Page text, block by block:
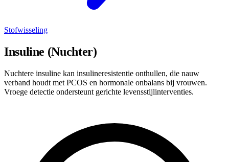
Stofwisseling
Insuline (Nuchter)
Nuchtere insuline kan insulineresistentie onthullen, die nauw
verband houdt met PCOS en hormonale onbalans bij vrouwen.
Vroege detectie ondersteunt gerichte levensstijlinterventies.